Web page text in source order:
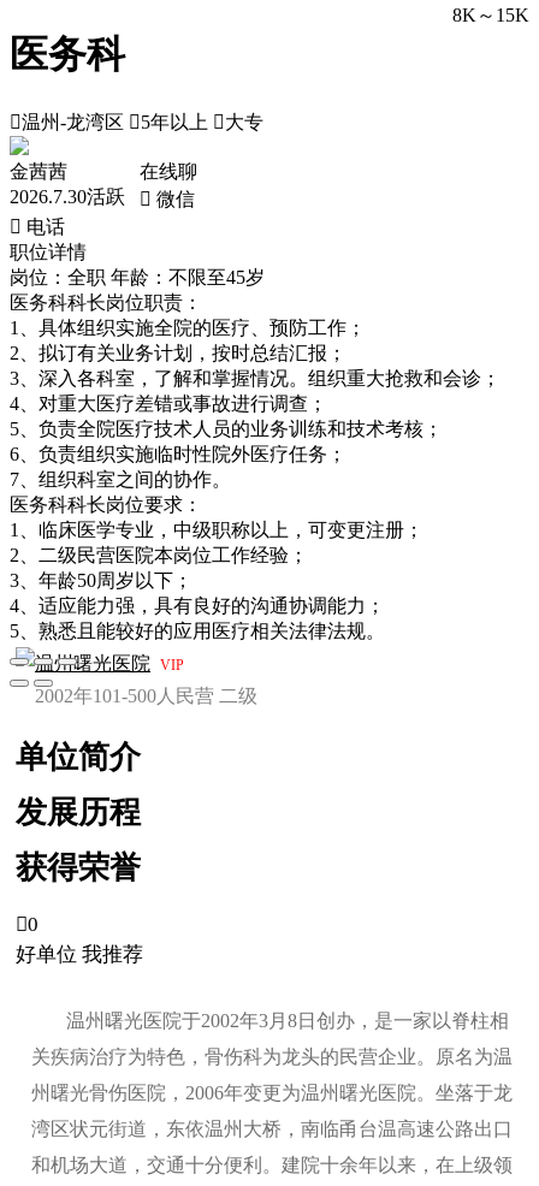
医务科
8K～15K
温州-龙湾区 5年以上 大专
金茜茜
2026.7.30活跃
在线聊
 微信
 电话
职位详情
岗位：全职 年龄：不限至45岁
医务科科长岗位职责：
1、具体组织实施全院的医疗、预防工作；
2、拟订有关业务计划，按时总结汇报；
3、深入各科室，了解和掌握情况。组织重大抢救和会诊；
4、对重大医疗差错或事故进行调查；
5、负责全院医疗技术人员的业务训练和技术考核；
6、负责组织实施临时性院外医疗任务；
7、组织科室之间的协作。
医务科科长岗位要求：
1、临床医学专业，中级职称以上，可变更注册；
2、二级民营医院本岗位工作经验；
3、年龄50周岁以下；
4、适应能力强，具有良好的沟通协调能力；
5、熟悉且能较好的应用医疗相关法律法规。
温州曙光医院
VIP
2002年101-500人 民营 二级
单位简介
发展历程
获得荣誉
0
好单位 我推荐
温州曙光医院于2002年3月8日创办，是一家以脊柱相
关疾病治疗为特色，骨伤科为龙头的民营企业。原名为温
州曙光骨伤医院，2006年变更为温州曙光医院。坐落于龙
湾区状元街道，东依温州大桥，南临甬台温高速公路出口
和机场大道，交通十分便利。建院十余年以来，在上级领